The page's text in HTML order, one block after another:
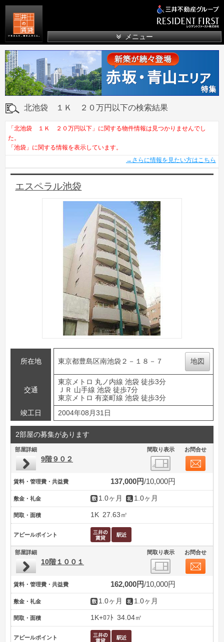
メニュー
北池袋 １Ｋ ２０万円以下の検索結果
「北池袋 １Ｋ ２０万円以下」に関する物件情報は見つかりませんでし
た。
「池袋」に関する情報を表示しています。
→さらに情報を見たい方はこちら
エスペラル池袋
所在地 東京都豊島区南池袋２－１８－７ 地図
交通
東京メトロ 丸ノ内線 池袋 徒歩3分
ＪＲ 山手線 池袋 徒歩7分
東京メトロ 有楽町線 池袋 徒歩3分
竣工日
2004年08月31日
2部屋の募集があります
部屋詳細 間取り表示 お問合せ
9階９０２
賃料・管理費・共益費 137,000円 10,000円
敷金・礼金 1.0ヶ月 1.0ヶ月
間取・面積 1K 27.63㎡
アピールポイント
部屋詳細 間取り表示 お問合せ
10階１００１
賃料・管理費・共益費 162,000円 10,000円
敷金・礼金 1.0ヶ月 1.0ヶ月
間取・面積 1K+ﾛﾌﾄ 34.04㎡
アピールポイント